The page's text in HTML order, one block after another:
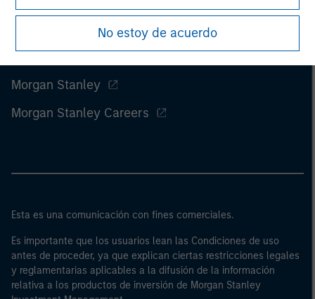
No estoy de acuerdo
Morgan Stanley
Morgan Stanley Careers
Esta es una comunicación con fines comerciales.
Es importante que los usuarios lean las Condiciones de uso
antes de proceder, ya que explican ciertas restricciones legales
y reglamentarias aplicables a la difusión de la información
relativa a los productos de inversión de Morgan Stanley